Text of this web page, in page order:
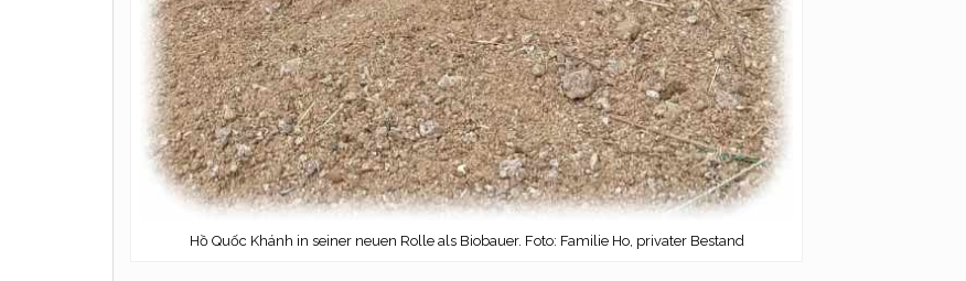
Hồ Quốc Khánh in seiner neuen Rolle als Biobauer. Foto: Familie Ho, privater Bestand